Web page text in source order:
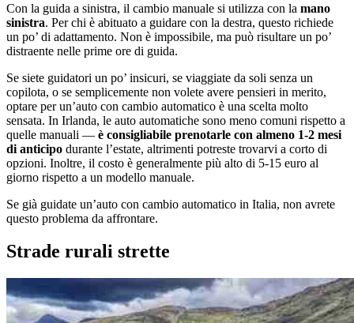
Con la guida a sinistra, il cambio manuale si utilizza con la mano
sinistra. Per chi è abituato a guidare con la destra, questo richiede
un po’ di adattamento. Non è impossibile, ma può risultare un po’
distraente nelle prime ore di guida.
Se siete guidatori un po’ insicuri, se viaggiate da soli senza un
copilota, o se semplicemente non volete avere pensieri in merito,
optare per un’auto con cambio automatico è una scelta molto
sensata. In Irlanda, le auto automatiche sono meno comuni rispetto a
quelle manuali — è consigliabile prenotarle con almeno 1-2 mesi
di anticipo durante l’estate, altrimenti potreste trovarvi a corto di
opzioni. Inoltre, il costo è generalmente più alto di 5-15 euro al
giorno rispetto a un modello manuale.
Se già guidate un’auto con cambio automatico in Italia, non avrete
questo problema da affrontare.
Strade rurali strette